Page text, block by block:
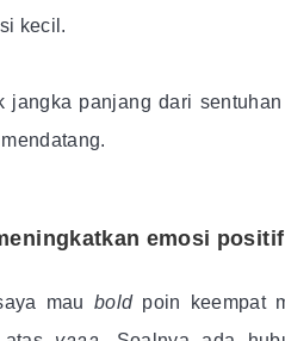
kecil.
jangka panjang dari
emosi positif
mau bold poin keempat